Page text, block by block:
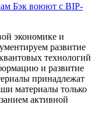
Бэк воюют с BIP-
экономике и
развитие
технологий
и развитие
принадлежат
материалы только
активной